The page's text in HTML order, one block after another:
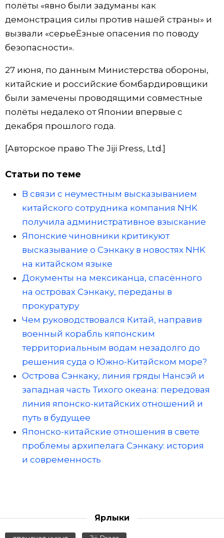
Экономика
Общество
Культура
Жизнь
От редакции
Семья
Еда и напитки
полёты «явно были задуманы как
демонстрация силы против нашей страны» и
вызвали «серьеЁзные опасения по поводу
безопасности».
27 июня, по данным Министерства обороны,
китайские и российские бомбардировщики
были замечены проводящими совместные
полёты недалеко от Японии впервые с
декабря прошлого года.
[Авторское право The Jiji Press, Ltd.]
Статьи по теме
В связи с неуместным высказыванием
китайского сотрудника компания NHK
получила административное взыскание
Японские чиновники критикуют
высказывание о Сэнкаку в новостях NHK
на китайском языке
Документы на мексиканца, спасённого
на островах Сэнкаку, переданы в
прокуратуру
Чем руководствовался Китай, направив
военный корабль кяпонским
территориальным водам незадолго до
решения суда о Южно-Китайском море?
Острова Сэнкаку, линия гряды Нансэй и
западная часть Тихого океана: передовая
линия японско-китайских отношений и
путь в будущее
Японско-китайские отношения в свете
проблемы архипелага Сэнкаку: история
и современность
Ярлыки